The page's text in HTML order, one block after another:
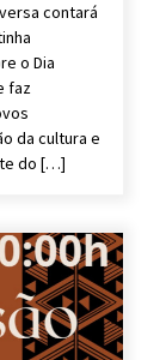
contará
o Dia
faz
da cultura e
do […]